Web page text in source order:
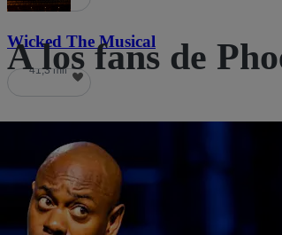
Wicked The Musical
41,3 mil
A los fans de